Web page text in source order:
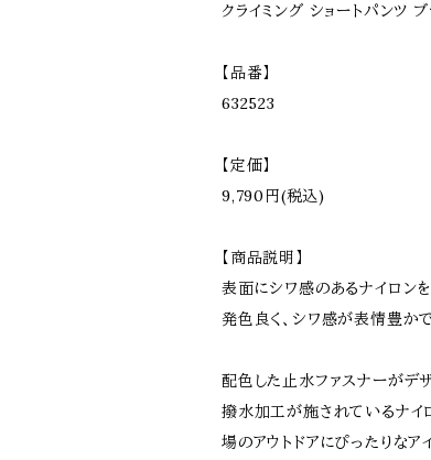
クライミング ショートパンツ ブ
【品番】
632523
【定価】
9,790円(税込)
【商品説明】
表面にシワ感のあるナイロンを
発色良く、シワ感が表情豊か
配色した止水ファスナーがデザ
撥水加工が施されているナイ
場のアウトドアにぴったりなア